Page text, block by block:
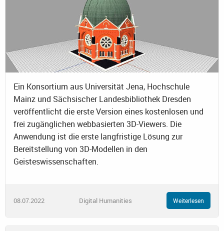
Ein Konsortium aus Universität Jena, Hochschule
Mainz und Sächsischer Landesbibliothek Dresden
veröffentlicht die erste Version eines kostenlosen und
frei zugänglichen webbasierten 3D-Viewers. Die
Anwendung ist die erste langfristige Lösung zur
Bereitstellung von 3D-Modellen in den
Geisteswissenschaften.
08.07.2022 Digital Humanities Weiterlesen